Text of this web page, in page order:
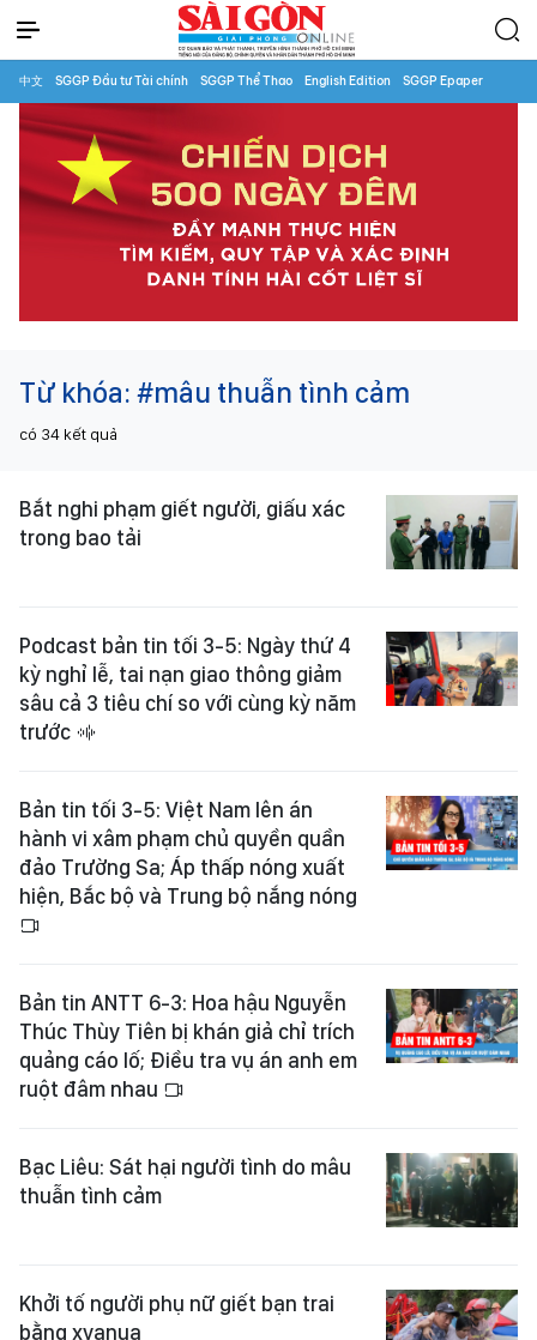
中文 SGGP Đầu tư Tài chính SGGP Thể Thao English Edition SGGP Epaper
Từ khóa: #mâu thuẫn tình cảm
có 34 kết quả
Bắt nghi phạm giết người, giấu xác
trong bao tải
Podcast bản tin tối 3-5: Ngày thứ 4
kỳ nghỉ lễ, tai nạn giao thông giảm
sâu cả 3 tiêu chí so với cùng kỳ năm
trước
Bản tin tối 3-5: Việt Nam lên án
hành vi xâm phạm chủ quyền quần
đảo Trường Sa; Áp thấp nóng xuất
hiện, Bắc bộ và Trung bộ nắng nóng
Bản tin ANTT 6-3: Hoa hậu Nguyễn
Thúc Thùy Tiên bị khán giả chỉ trích
quảng cáo lố; Điều tra vụ án anh em
ruột đâm nhau
Bạc Liêu: Sát hại người tình do mâu
thuẫn tình cảm
Khởi tố người phụ nữ giết bạn trai
bằng xyanua